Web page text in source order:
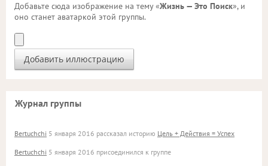
Добавьте сюда изображение на тему «Жизнь — Это Поиск», и
оно станет аватаркой этой группы.
Журнал группы
Bertuchchi 5 января 2016 рассказал историю Цель + Действия = Успех
Bertuchchi 5 января 2016 присоединился к группе